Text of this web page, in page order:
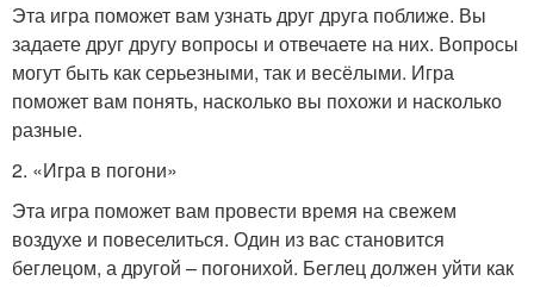
Эта игра поможет вам узнать друг друга поближе. Вы
задаете друг другу вопросы и отвечаете на них. Вопросы
могут быть как серьезными, так и весёлыми. Игра
поможет вам понять, насколько вы похожи и насколько
разные.
2. «Игра в погони»
Эта игра поможет вам провести время на свежем
воздухе и повеселиться. Один из вас становится
беглецом, а другой – погонихой. Беглец должен уйти как